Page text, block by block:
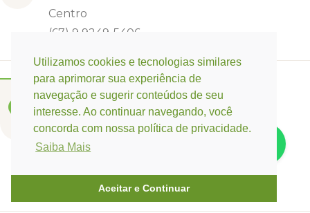
Utilizamos cookies e tecnologias similares
para aprimorar sua experiência de
navegação e sugerir conteúdos de seu
interesse. Ao continuar navegando, você
concorda com nossa política de privacidade.
Saiba Mais
Aceitar e Continuar
Centro
(67) 9 9249-5406
Campo Verde - MT
Base: Rondonópolis - MT
Rua Espirito Santos 11, Quadra 12 nº 3073
(66) 3421-3741 / (66) 9 9647-0475